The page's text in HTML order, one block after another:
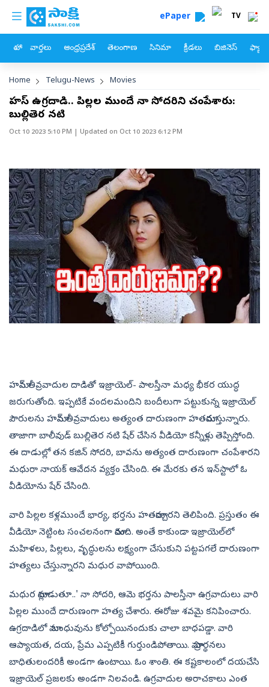
Skip to main content
custom menu ePaper TV
హోం వార్తలు ఆంధ్రప్రదేశ్ తెలంగాణ సినిమా క్రీడలు బిజినెస్
Breadcrumb
Home Telugu-News Movies
హమాస్ ఉగ్రదాడి.. పిల్లల ముందే నా సోదరిని చంపేశారు:
బుల్లితెర నటి
Oct 10 2023 5:10 PM | Updated on Oct 10 2023 6:12 PM
హమాస్ తీవ్రవాదుల దాడితో ఇజ్రాయెల్- పాలస్తీనా మధ్య భీకర యుద్ధ
జరుగుతోంది. ఇప్పటికే వందలమందిని బందీలుగా పట్టుకున్న ఇజ్రాయెల్
పౌరులను హమాస్ తీవ్రవాదులు అత్యంత దారుణంగా హతమారుస్తున్నారు.
తాజాగా బాలీవుడ్ బుల్లితెర నటి షేర్ చేసిన వీడియో కన్నీళ్లు తెప్పిస్తోంది.
ఈ దాడుల్లో తన కజిన్ సోదరి, బావను అత్యంత దారుణంగా చంపేశారని
మధురా నాయక్ ఆవేదన వ్యక్తం చేసింది. ఈ మేరకు తన ఇన్‌స్టాలో ఓ
వీడియోను షేర్ చేసింది.
వారి పిల్లల కళ్లముందే భార్య, భర్తను హతమార్చారని తెలిపింది. ప్రస్తుతం ఈ
వీడియో నెట్టింట సంచలనంగా మారింది. అంతే కాకుండా ఇజ్రాయెల్‌లో
మహిళలు, పిల్లలు, వృద్ధులను లక్ష్యంగా చేసుకుని పట్టపగలే దారుణంగా
హత్యలు చేస్తున్నారని మధుర వాపోయింది.
మధుర మాట్లాడుతూ..' నా సోదరి, ఆమె భర్తను పాలస్తీనా ఉగ్రవాదులు వారి
పిల్లల ముందే దారుణంగా హత్య చేశారు. ఈరోజు శవమై కనిపించారు.
ఉగ్రదాడిలో మా బంధువును కోల్పోయినందుకు చాలా బాధపడ్డా. వారి
ఆప్యాయత, దయ, ప్రేమ ఎప్పటికీ గుర్తుండిపోతాయి. మా ప్రార్థనలు
బాధితులందరికీ అండగా ఉంటాయి. ఓం శాంతి. ఈ కష్టకాలంలో దయచేసి
ఇజ్రాయెల్ ప్రజలకు అండగా నిలవండి. ఉగ్రవాదుల‍ అరాచకాలు ఎంత